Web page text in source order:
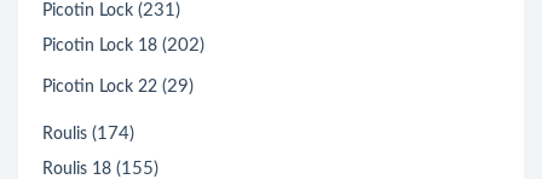
Picotin Lock (231)
Picotin Lock 18 (202)
Picotin Lock 22 (29)
Roulis (174)
Roulis 18 (155)